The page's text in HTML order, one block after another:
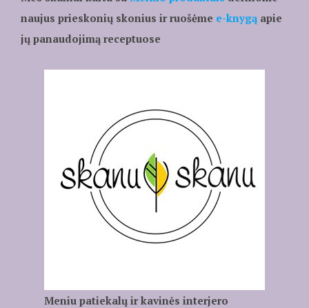
naujus prieskonių skonius ir ruošėme e-knygąapie
jų panaudojimą receptuose
Meniu patiekalų ir kavinės interjero